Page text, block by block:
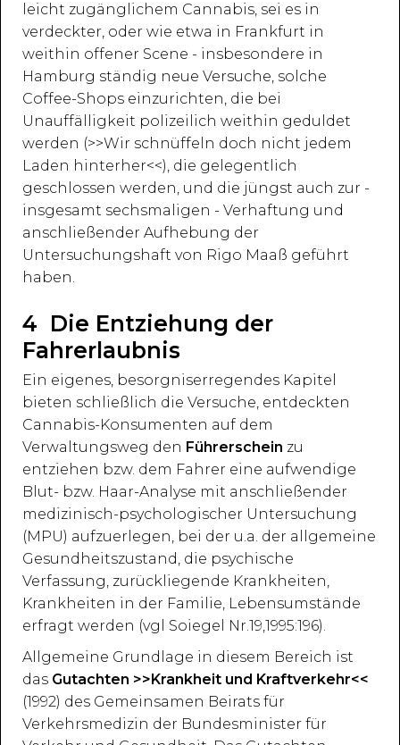
leicht zugänglichem Cannabis, sei es in
verdeckter, oder wie etwa in Frankfurt in
weithin offener Scene - insbesondere in
Hamburg ständig neue Versuche, solche
Coffee-Shops einzurichten, die bei
Unauffälligkeit polizeilich weithin geduldet
werden (>>Wir schnüffeln doch nicht jedem
Laden hinterher<<), die gelegentlich
geschlossen werden, und die jüngst auch zur -
insgesamt sechsmaligen - Verhaftung und
anschließender Aufhebung der
Untersuchungshaft von Rigo Maaß geführt
haben.
4 Die Entziehung der
Fahrerlaubnis
Ein eigenes, besorgniserregendes Kapitel
bieten schließlich die Versuche, entdeckten
Cannabis-Konsumenten auf dem
Verwaltungsweg den Führerschein zu
entziehen bzw. dem Fahrer eine aufwendige
Blut- bzw. Haar-Analyse mit anschließender
medizinisch-psychologischer Untersuchung
(MPU) aufzuerlegen, bei der u.a. der allgemeine
Gesundheitszustand, die psychische
Verfassung, zurückliegende Krankheiten,
Krankheiten in der Familie, Lebensumstände
erfragt werden (vgl Soiegel Nr.19,1995:196).
Allgemeine Grundlage in diesem Bereich ist
das Gutachten >>Krankheit und Kraftverkehr<<
(1992) des Gemeinsamen Beirats für
Verkehrsmedizin der Bundesminister für